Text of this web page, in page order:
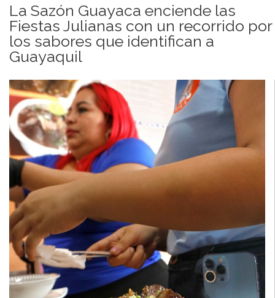
La Sazón Guayaca enciende las
Fiestas Julianas con un recorrido por
los sabores que identifican a
Guayaquil